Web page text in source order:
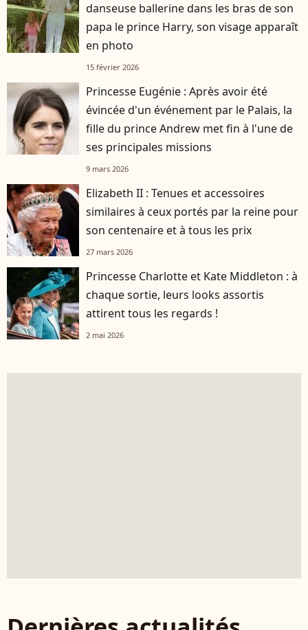
danseuse ballerine dans les bras de son
papa le prince Harry, son visage apparaît
en photo
15 février 2026
Princesse Eugénie : Après avoir été
évincée d'un événement par le Palais, la
fille du prince Andrew met fin à l'une de
ses principales missions
9 mars 2026
Elizabeth II : Tenues et accessoires
similaires à ceux portés par la reine pour
son centenaire et à tous les prix
27 mars 2026
Princesse Charlotte et Kate Middleton : à
chaque sortie, leurs looks assortis
attirent tous les regards !
2 mai 2026